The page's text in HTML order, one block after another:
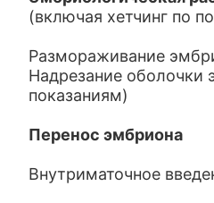
(включая хетчинг по
Размораживание
Надрезание оболочки
показаниям)
Перенос эмбриона
Внутриматочное